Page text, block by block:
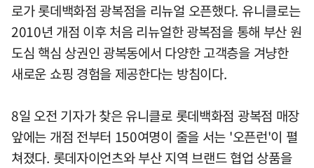
로가 롯데백화점 광복점을 리뉴얼 오픈했다. 유니클로는
2010년 개점 이후 처음 리뉴얼한 광복점을 통해 부산 원
도심 핵심 상권인 광복동에서 다양한 고객층을 겨냥한
새로운 쇼핑 경험을 제공한다는 방침이다.
8일 오전 기자가 찾은 유니클로 롯데백화점 광복점 매장
앞에는 개점 전부터 150여명이 줄을 서는 '오픈런'이 펼
쳐졌다. 롯데자이언츠와 부산 지역 브랜드 협업 상품을